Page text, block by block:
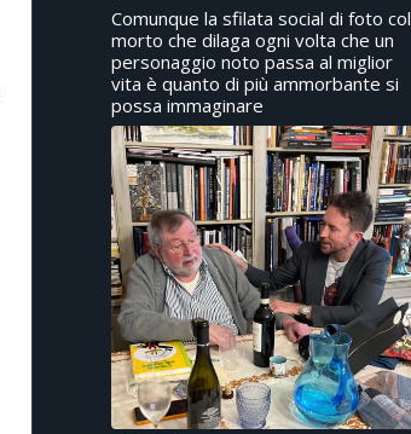
Comunque la sfilata social di foto col
morto che dilaga ogni volta che un
personaggio noto passa al miglior
vita è quanto di più ammorbante si
possa immaginare